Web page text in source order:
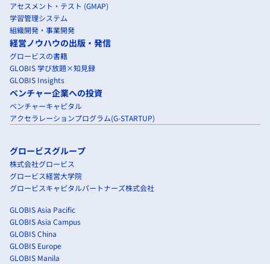
アセスメント・テスト (GMAP)
学習管理システム
組織開発・事業開発
経営ノウハウの出版・発信
グロービスの書籍
GLOBIS 学び放題×知見録
GLOBIS Insights
ベンチャー企業への投資
ベンチャーキャピタル
アクセラレーションプログラム(G-STARTUP)
グロービスグループ
株式会社グロービス
グロービス経営大学院
グロービスキャピタルパートナーズ株式会社
GLOBIS Asia Pacific
GLOBIS Asia Campus
GLOBIS China
GLOBIS Europe
GLOBIS Manila